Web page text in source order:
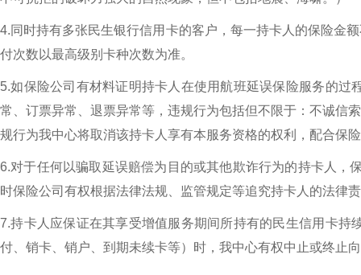
4.同时持有多张民生银行信用卡的客户，每一持卡人的保险金
付次数以最高级别卡种次数为准。
5.如保险公司有材料证明持卡人在使用航班延误保险服务的
常、订票异常、退票异常等，违规行为包括但不限于：不诚信
规行为我中心将取消该持卡人享有本服务资格的权利，配合保
6.对于任何以骗取延误赔偿为目的或其他欺诈行为的持卡人，
时保险公司有权根据法律法规、监管规定等追究持卡人的法律
7.持卡人应保证在其享受增值服务期间所持有的民生信用卡
付、销卡、销户、到期未续卡等）时，我中心有权中止或终止